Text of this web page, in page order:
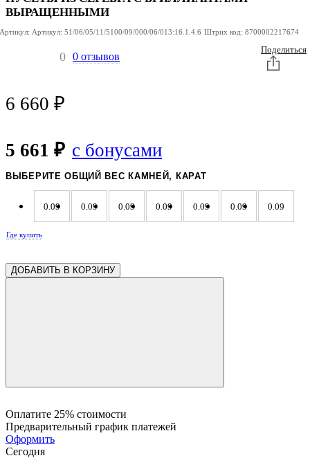
ВЫРАЩЕННЫМИ
Артикул: Артикул: 51/06/05/11/5100/09/000/06/013:16.1.4.6 Штрих код: 8700002217674
0 0 отзывов
Поделиться
6 660 ₽
5 661 ₽ с бонусами
ВЫБЕРИТЕ ОБЩИЙ ВЕС КАМНЕЙ, КАРАТ
0.09 0.09 0.09 0.09 0.09 0.09 0.09
0.09 0.09 0.09 0.09 0.09
Где купить
ДОБАВИТЬ В КОРЗИНУ
Оплатите 25% стоимости
Предварительный график платежей
Оформить
Сегодня